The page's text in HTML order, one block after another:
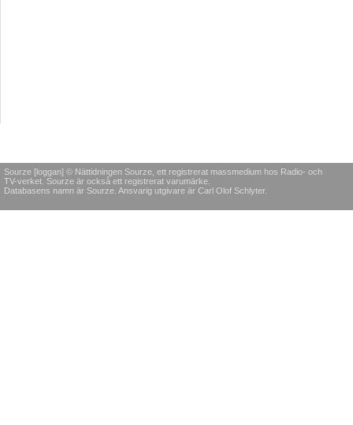
Sourze [loggan] © Nättidningen Sourze, ett registrerat massmedium hos Radio- och
TV-verket. Sourze är också ett registrerat varumärke.
Databasens namn är Sourze. Ansvarig utgivare är Carl Olof Schlyter.